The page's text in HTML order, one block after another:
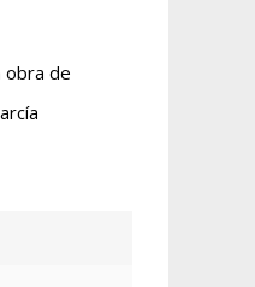
obra de